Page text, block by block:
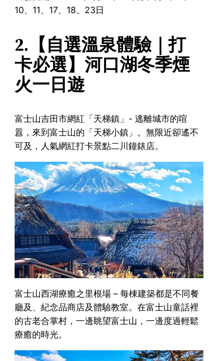
10、11、17、18、23日
2.【自選溫泉體驗｜打
卡必選】河口湖冬季煙
火一日遊
富士山吉田市網紅「天梯鎮」- 逃離城市的喧
囂，來到富士山的「天梯小鎮」。無限近卻遙不
可及，人氣網紅打卡景點二川鐘錶店。
富士山西湖療癒之里根場 – 每棟建築都是不同餐
廳及、紀念品商店及體驗教室。在富士山童話裡
的古老合掌村，一邊眺望富士山，一邊度過輕鬆
療癒的時光。